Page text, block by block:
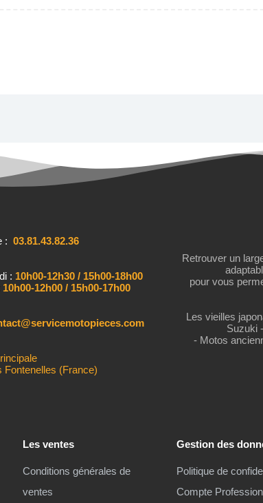
:03.81.43.82.36
: 10h00-12h30 / 15h00-18h00
10h00-12h00 / 15h00-17h00
Fontenelles (France)
Retrouver un
pour vous
Les vieilles
Suzuki
- Motos
Les ventes
Conditions générales de
ventes
Gestion des
Politique de
Compte